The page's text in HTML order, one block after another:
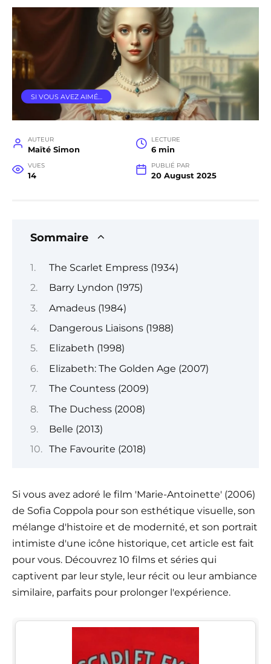
SI VOUS AVEZ AIMÉ…
AUTEUR
Maïté Simon
LECTURE
6 min
VUES
14
PUBLIÉ PAR
20 August 2025
Sommaire
The Scarlet Empress (1934)
Barry Lyndon (1975)
Amadeus (1984)
Dangerous Liaisons (1988)
Elizabeth (1998)
Elizabeth: The Golden Age (2007)
The Countess (2009)
The Duchess (2008)
Belle (2013)
The Favourite (2018)
Si vous avez adoré le film 'Marie-Antoinette' (2006)
de Sofia Coppola pour son esthétique visuelle, son
mélange d'histoire et de modernité, et son portrait
intimiste d'une icône historique, cet article est fait
pour vous. Découvrez 10 films et séries qui
captivent par leur style, leur récit ou leur ambiance
similaire, parfaits pour prolonger l'expérience.